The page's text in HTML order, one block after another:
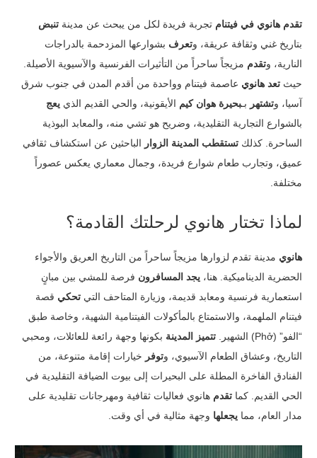
تقدم هانوي في فيتنام تجربة فريدة لكل من يبحث عن مدينة تنبض
بتاريخ غني وثقافة عريقة، وتعرف بشوارعها المزدحمة بالدراجات
النارية، وتقدم مزيجاً ساحراً من التأثيرات الفرنسية والآسيوية الأصيلة.
حيث تعد هانوي عاصمة فيتنام وواحدة من أقدم المدن في جنوب شرق
آسيا، وتشتهر بـبحيرة هوان كيم الأيقونية، والحي القديم الذي يعج
بالشوارع التجارية التقليدية، وضريح هو تشي منه، والمعابد البوذية
الساحرة. كذلك تستقطب المدينة الزوار الباحثين عن استكشاف ثقافي
عميق، وتجارب طعام شوارع فريدة، وجمال معماري يعكس عصوراً
مختلفة.
لماذا تختار هانوي لرحلتك القادمة؟
هانوي مدينة تقدم لزوارها مزيجاً ساحراً من التاريخ العريق والأجواء
الحضرية الديناميكية. هنا، يجد المسافرون فرصة للمشي بين مبانٍ
استعمارية فرنسية ومعابد قديمة، وزيارة المتاحف التي تحكي قصة
فيتنام الملهمة، والاستمتاع بالمأكولات الفيتنامية الشهية، وخاصة طبق
“الفو” (Phở) الشهير.
تتميز المدينة بكونها وجهة رائعة للعائلات، ومحبي
التاريخ، وعشاق الطعام الآسيوي، وتوفر خيارات إقامة متنوعة، من
الفنادق الفاخرة المطلة على البحيرات إلى بيوت الضيافة التقليدية في
الحي القديم. كما تقدم هانوي فعاليات ثقافية ومهرجانات تقليدية على
مدار العام، مما يجعلها وجهة مثالية في أي وقت.